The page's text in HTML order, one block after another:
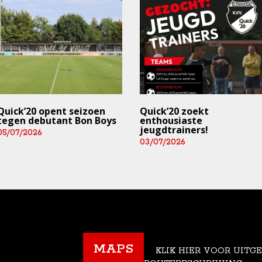
opent seizoen
debutant Bon Boys
07/2026
Quick’20 zoekt
enthousiaste
jeugdtrainers!
03/07/2026
MAPS
KLIK HIER VOOR